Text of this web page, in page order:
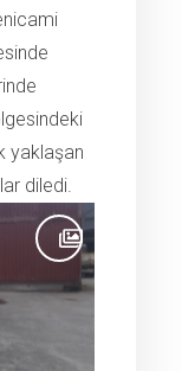
yaklaşan
diledi.